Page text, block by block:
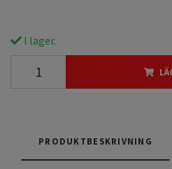
I lager.
PRODUKTBESKRIVNING